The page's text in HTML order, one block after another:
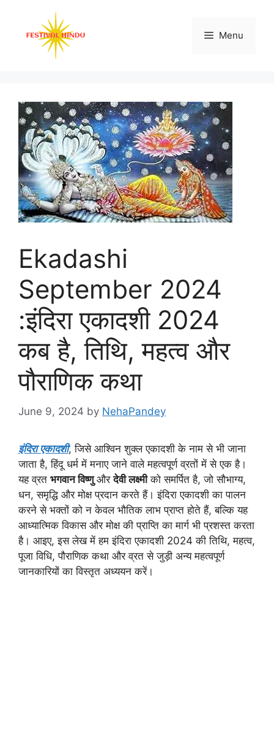
content
Menu
Ekadashi
September 2024
:इंदिरा एकादशी 2024
कब है, तिथि, महत्व और
पौराणिक कथा
June 9, 2024 by NehaPandey
इंदिरा एकादशी, जिसे आश्विन शुक्ल एकादशी के नाम से भी जाना
जाता है, हिंदू धर्म में मनाए जाने वाले महत्वपूर्ण व्रतों में से एक है।
यह व्रत भगवान विष्णुऔरदेवी लक्ष्मीको समर्पित है, जो सौभाग्य,
धन, समृद्धि और मोक्ष प्रदान करते हैं। इंदिरा एकादशी का पालन
करने से भक्तों को न केवल भौतिक लाभ प्राप्त होते हैं, बल्कि यह
आध्यात्मिक विकास और मोक्ष की प्राप्ति का मार्ग भी प्रशस्त करता
है। आइए, इस लेख में हम इंदिरा एकादशी 2024 की तिथि, महत्व,
पूजा विधि, पौराणिक कथा और व्रत से जुड़ी अन्य महत्वपूर्ण
जानकारियों का विस्तृत अध्ययन करें।